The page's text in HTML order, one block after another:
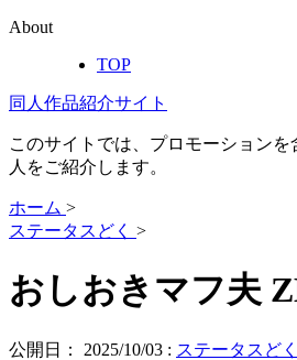
About
TOP
同人作品紹介サイト
このサイトでは、プロモーションを
人をご紹介します。
ホーム >
ステータスどく >
おしおきマフ夫
公開日： 2025/10/03 : ステータスどく